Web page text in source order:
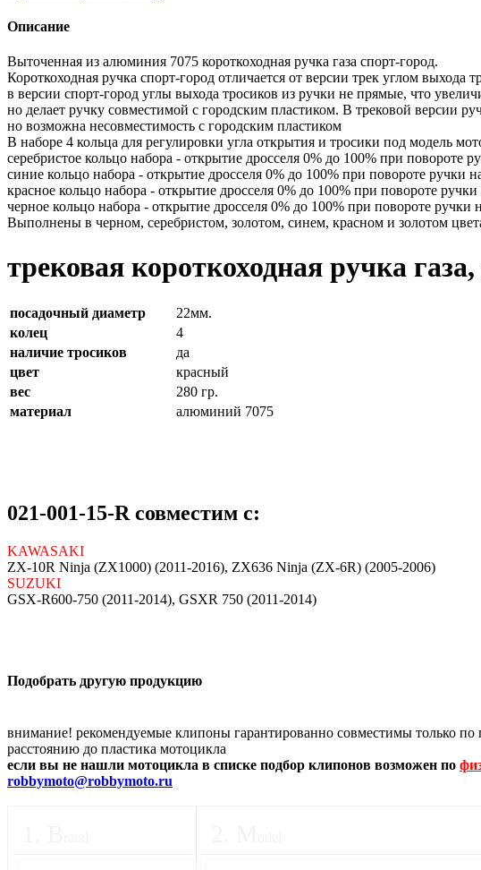
Описание
Выточенная из алюминия 7075 короткоходная ручка газа спорт-город.
Короткоходная ручка спорт-город отличается от версии трек углом выхода
в версии спорт-город углы выхода тросиков из ручки не прямые, что
но делает ручку совместимой с городским пластиком. В трековой версии
но возможна несовместимость с городским пластиком
В наборе 4 кольца для регулировки угла открытия и тросики под модель
серебристое кольцо набора - открытие дросселя 0% до 100% при повороте
синие кольцо набора - открытие дросселя 0% до 100% при повороте ручки
красное кольцо набора - открытие дросселя 0% до 100% при повороте ручки
черное кольцо набора - открытие дросселя 0% до 100% при повороте ручки
Выполнены в черном, серебристом, золотом, синем, красном и золотом
трековая короткоходная ручка
посадочный диаметр
22мм.
колец
4
наличие тросиков
да
цвет
красный
вес
280 гр.
материал
алюминий 7075
021-001-15-R совместим с:
KAWASAKI
ZX-10R Ninja (ZX1000) (2011-2016), ZX636 Ninja (ZX-6R) (2005-2006)
SUZUKI
GSX-R600-750 (2011-2014), GSXR 750 (2011-2014)
Подобрать другую продукцию
внимание! рекомендуемые клипоны гарантированно совместимы только
расстоянию до пластика мотоцикла
если вы не нашли мотоцикла в списке подбор клипонов возможен по
robbymoto@robbymoto.ru